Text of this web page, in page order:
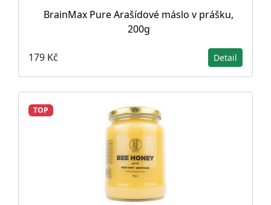
BrainMax Pure Arašídové máslo v prášku,
200g
179 Kč Detail
TOP